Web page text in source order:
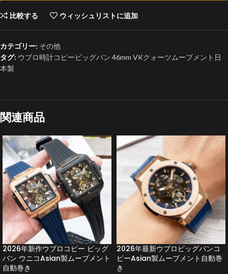
比較する ウィッシュリストに追加
カテゴリー: その他
タグ: ウブロ時計コピービッグバン 46mm VKクォーツムーブメント日
本製
関連商品
2026年新作ウブロコピー ビッグ
バン ウニコAsian製ムーブメント
自動巻き
2026年最新ウブロビッグバンコ
ピーAsian製ムーブメント自動巻
き